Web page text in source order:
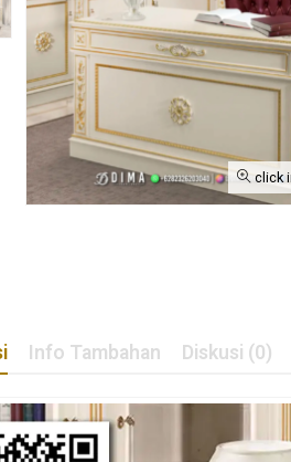
click
Info Tambahan Diskusi (0)